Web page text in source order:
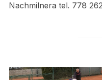
Nachmilnera tel. 778